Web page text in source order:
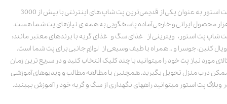
پت استور به عنوان یکی از قدیمی‌ترین پت شاپ های اینترنتی با بیش از 3000
محصول ایرانی و خارجی آماده پاسخگویی به همه ی نیازهای پت شما هست.
شاپ پت استور، ویترینی از غذای سگ و غذای گربه با برندهای معتبر مانند:
کنین، جوسرا و .. همراه با طیف وسیعی از لوازم جانبی برای پت شما است.
مورد نیاز پت خود را میتوانید با چند کلیک انتخاب کنید و در سریع ترین زمان
درب منزل تحویل بگیرید. همچنین با مطالعه مطالب و ویدیوهای آموزشی
وبلاگ پت استور میتوانید راههای نگهداری از سگ و گربه خود را آموزش ببینید.